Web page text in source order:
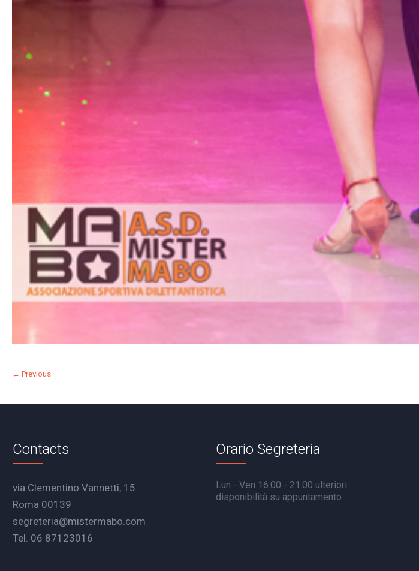
← Previous
Contacts
via Clementino Vannetti, 15
Roma 00139
segreteria@mistermabo.com
Tel. 06 87123016
Orario Segreteria
Lun - Ven 16.00 - 21.00 ulteriori
disponibilità su appuntamento